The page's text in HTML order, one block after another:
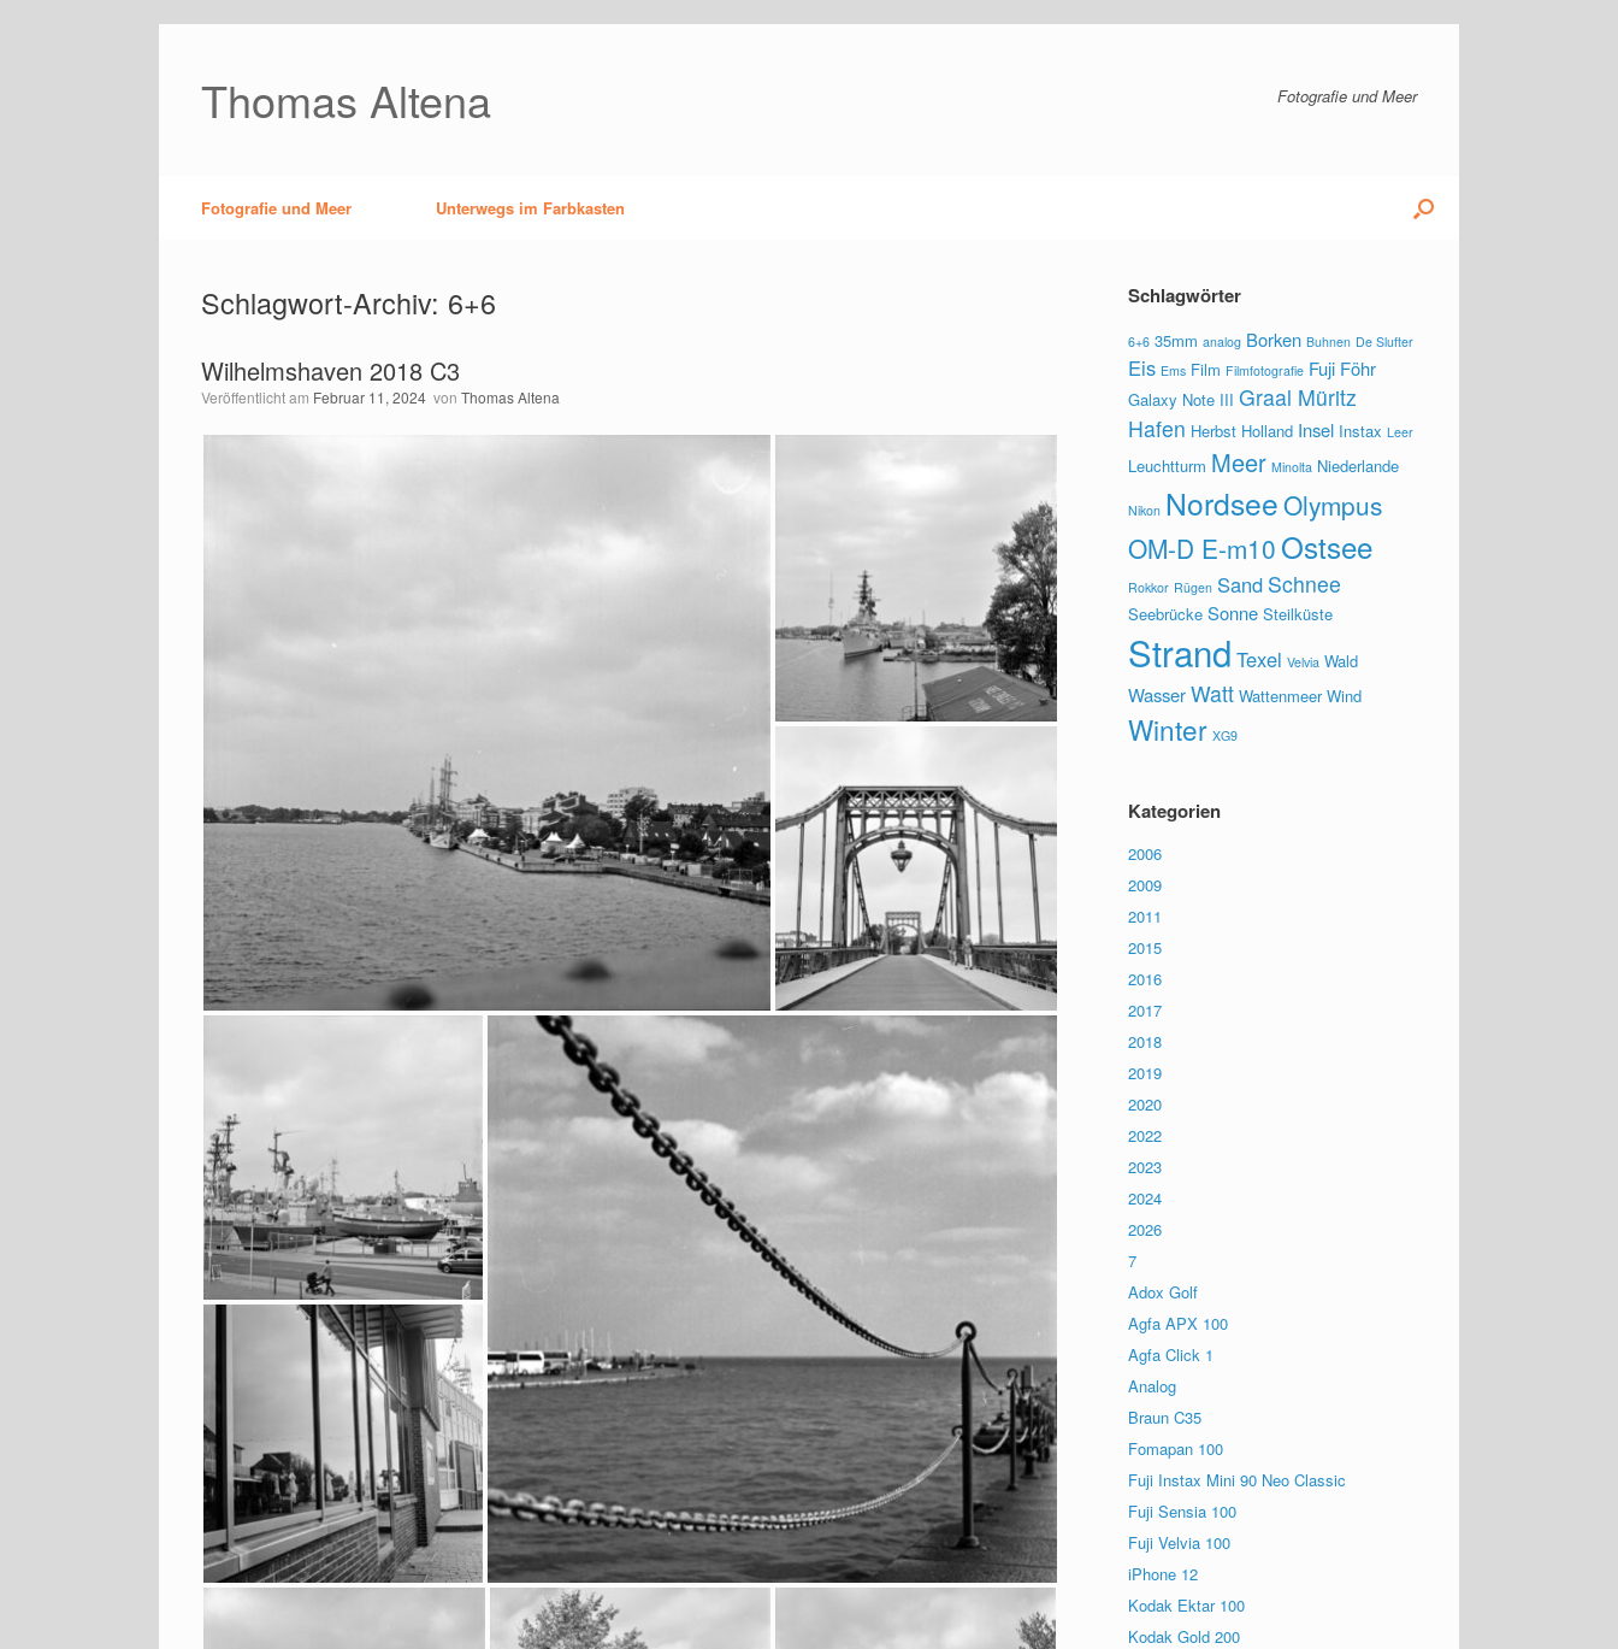
Thomas Altena Fotografie und Meer
Fotografie und Meer Unterwegs im Farbkasten
Schlagwort-Archiv: 6+6
Wilhelmshaven 2018 C3
Veröffentlicht am Februar 11, 2024 von Thomas Altena
Schlagwörter
6+6 35mm analog Borken Buhnen De Slufter
Eis Ems Film Filmfotografie Fuji Föhr
Galaxy Note III Graal Müritz
Hafen Herbst Holland Insel Instax Leer
Leuchtturm Meer Minolta Niederlande
Nikon NordseeOlympus
OM-D E-m10 Ostsee
Rokkor Rügen Sand Schnee
Seebrücke Sonne Steilküste
Strand Texel Velvia Wald
WasserWatt Wattenmeer Wind
Winter XG9
Kategorien
2006
2009
2011
2015
2016
2017
2018
2019
2020
2022
2023
2024
2026
7
Adox Golf
Agfa APX 100
Agfa Click 1
Analog
Braun C35
Fomapan 100
Fuji Instax Mini 90 Neo Classic
Fuji Sensia 100
Fuji Velvia 100
iPhone 12
Kodak Ektar 100
Kodak Gold 200